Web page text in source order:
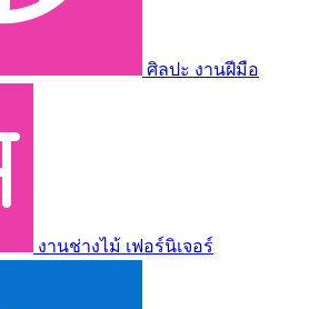
ศิลปะ งานฝีมือ
งานช่างไม้ เฟอร์นิเจอร์